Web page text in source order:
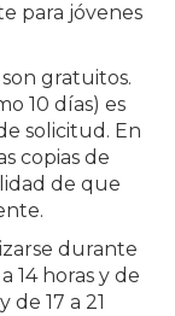
para jóvenes
gratuitos.
10 días) es
solicitud. En
copias de
de que
durante
14 horas y de
de 17 a 21